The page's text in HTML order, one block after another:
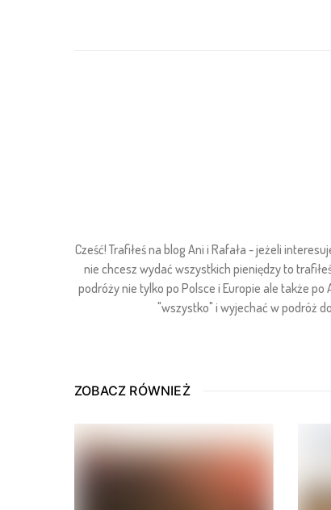
Cześć! Trafiłeś na blog Ani i Rafała - jeżeli
nie chcesz wydać wszystkich pieniędzy to
podróży nie tylko po Polsce i Europie ale także
"wszystko" i wyjechać w podróż
ZOBACZ RÓWNIEŻ